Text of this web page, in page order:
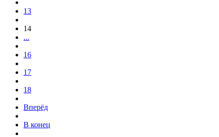
13
14
...
16
17
18
Вперёд
В конец